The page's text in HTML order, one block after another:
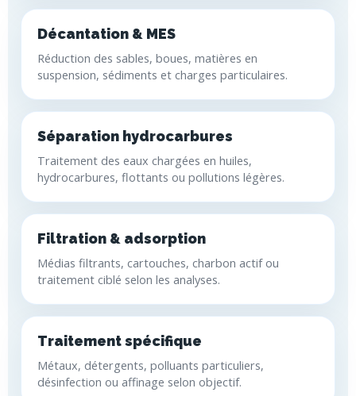
Décantation & MES
Réduction des sables, boues, matières en
suspension, sédiments et charges particulaires.
Séparation hydrocarbures
Traitement des eaux chargées en huiles,
hydrocarbures, flottants ou pollutions légères.
Filtration & adsorption
Médias filtrants, cartouches, charbon actif ou
traitement ciblé selon les analyses.
Traitement spécifique
Métaux, détergents, polluants particuliers,
désinfection ou affinage selon objectif.